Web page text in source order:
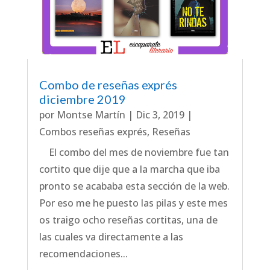
Combo de reseñas exprés
diciembre 2019
por Montse Martín | Dic 3, 2019|
Combos reseñas exprés, Reseñas
El combo del mes de noviembre fue tan
cortito que dije que a la marcha que iba
pronto se acababa esta sección de la web.
Por eso me he puesto las pilas y este mes
os traigo ocho reseñas cortitas, una de
las cuales va directamente a las
recomendaciones...